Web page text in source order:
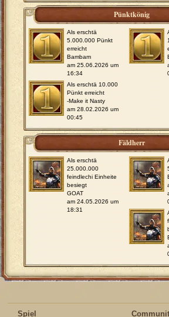
Pünktkönig
Als erschtä
5.000.000 Pünkt
erreicht
Bambam
am 25.06.2026 um
16:34
Als erschtä 10.000
Pünkt erreicht
-Make it Nasty
am 28.02.2026 um
00:45
Fäldherr
Als erschtä
25.000.000
feindlechi Einheite
besiegt
GOAT
am 24.05.2026 um
18:31
Spiel